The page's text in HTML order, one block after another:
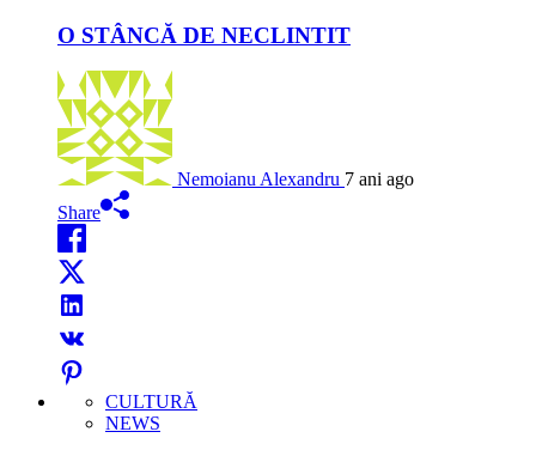
O STÂNCĂ DE NECLINTIT
Nemoianu Alexandru 7 ani ago
Share
CULTURĂ
NEWS